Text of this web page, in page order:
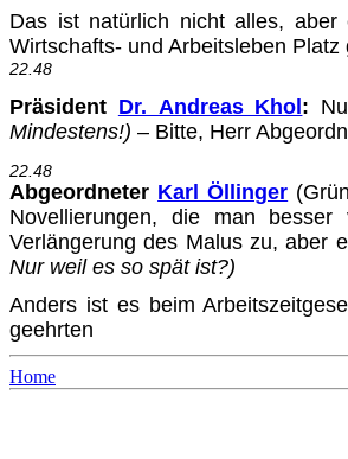
Das ist natürlich nicht alles,
Wirtschafts- und Arbeitsleben Platz
22.48
Präsident Dr. Andreas Khol:
Mindestens!) – Bitte, Herr
22.48
Abgeordneter Karl Öllinger
Novellierun­gen, die man besser
Verlängerung des Malus zu, aber
Nur weil es so spät ist?)
Anders ist es beim
geehrten
Home